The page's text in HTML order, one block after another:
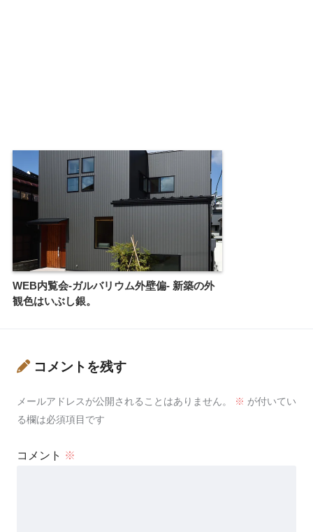
WEB内覧会-ガルバリウム外壁偏- 新築の外
観色はいぶし銀。
コメントを残す
メールアドレスが公開されることはありません。 ※ が付いてい
る欄は必須項目です
コメント ※